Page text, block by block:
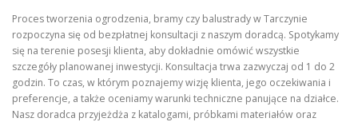
Proces tworzenia ogrodzenia, bramy czy balustrady w Tarczynie
rozpoczyna się od bezpłatnej konsultacji z naszym doradcą. Spotykamy
się na terenie posesji klienta, aby dokładnie omówić wszystkie
szczegóły planowanej inwestycji. Konsultacja trwa zazwyczaj od 1 do 2
godzin. To czas, w którym poznajemy wizję klienta, jego oczekiwania i
preferencje, a także oceniamy warunki techniczne panujące na działce.
Nasz doradca przyjeżdża z katalogami, próbkami materiałów oraz